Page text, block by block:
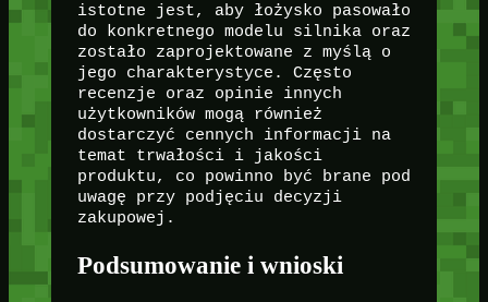
istotne jest, aby łożysko pasowało
do konkretnego modelu silnika oraz
zostało zaprojektowane z myślą o
jego charakterystyce. Często
recenzje oraz opinie innych
użytkowników mogą również
dostarczyć cennych informacji na
temat trwałości i jakości
produktu, co powinno być brane pod
uwagę przy podjęciu decyzji
zakupowej.
Podsumowanie i wnioski